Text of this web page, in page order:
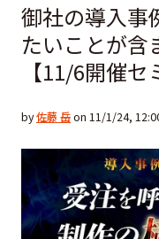
御社の導入事
たいことが含
【11/6開催セ
by佐藤 岳on 11/1/24,